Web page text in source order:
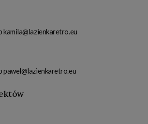
kamila@lazienkaretro.eu
pawel@lazienkaretro.eu